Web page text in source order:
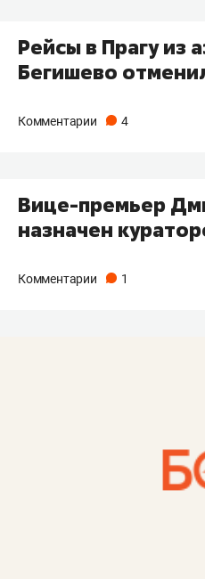
Рейсы в Прагу из
Бегишево
Комментарии 4
Вице-премьер
назначен
Комментарии 1